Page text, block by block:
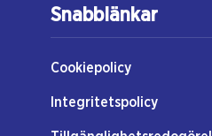
Snabblänkar
Cookiepolicy
Integritetspolicy